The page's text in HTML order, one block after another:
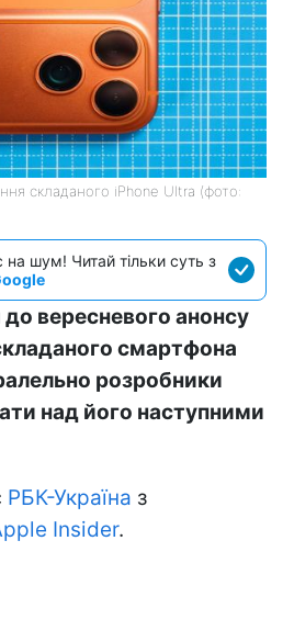
складаного iPhone Ultra (фото:
на шум! Читай тільки суть з
вересневого анонсу
смартфона
розробники
над його наступними
РБК-Україна з
Insider.